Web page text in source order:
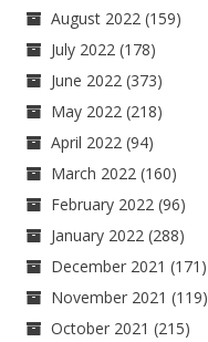
August 2022 (159)
July 2022 (178)
June 2022 (373)
May 2022 (218)
April 2022 (94)
March 2022 (160)
February 2022 (96)
January 2022 (288)
December 2021 (171)
November 2021 (119)
October 2021 (215)